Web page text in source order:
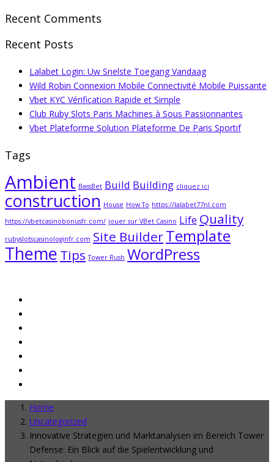
Recent Comments
Recent Posts
Lalabet Login: Uw Snelste Toegang Vandaag
Wild Robin Connexion Mobile Connectivité Mobile Puissante
Vbet KYC Vérification Rapide et Simple
Club Ruby Slots Paris Machines à Sous Passionnantes
Vbet Plateforme Solution Plateforme De Paris Sportif
Tags
Ambient BassBet Build Building cliquez ici
construction House How To https://lalabet77nl.com
https://vbetcasinobonusfr.com/ jouer sur VBet Casino Life Quality
rubyslotscasinologinfr.com Site BuilderTemplate
Theme Tips Tower Rush WordPress
Home
Uncategorized
Innovative Strategien und Marktanalysen im Bereich Tower
Defense: Ein Blick auf die Spielentwicklung und